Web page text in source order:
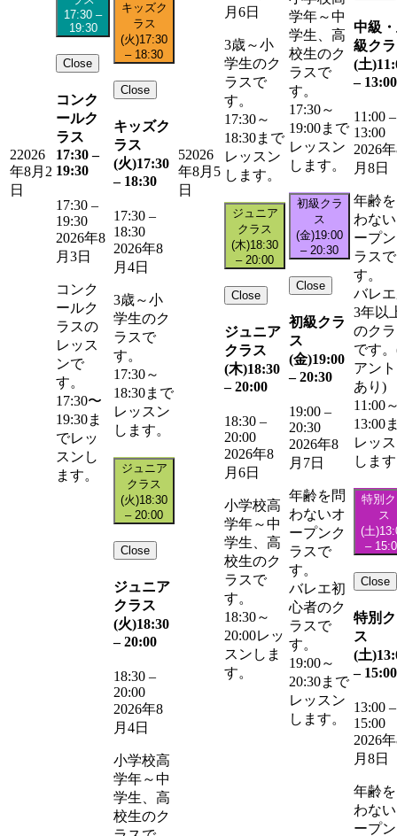
22026
年8月2
日
17:30 –
19:30
Close
コンク
ールク
ラス
17:30 –
19:30
17:30 –
19:30
2026年8
月3日
コンク
ールク
ラスの
レッス
ンで
す。
17:30〜
19:30ま
でレッ
スンし
ます。
キッズク
ラス
(火)17:30
– 18:30
Close
キッズク
ラス
(火)17:30
– 18:30
17:30 –
18:30
2026年8
月4日
3歳～小
学生のク
ラスで
す。
17:30～
18:30まで
レッスン
します。
ジュニア
クラス
(火)18:30
– 20:00
Close
ジュニア
クラス
(火)18:30
– 20:00
18:30 –
20:00
2026年8
月4日
小学校高
学年～中
学生、高
校生のク
52026
年8月5
日
月6日
3歳～小
学生のク
ラスで
す。
17:30～
18:30まで
レッスン
します。
ジュニア
クラス
(木)18:30
– 20:00
Close
ジュニア
クラス
(木)18:30
– 20:00
18:30 –
20:00
2026年8
月6日
小学校高
学年～中
学生、高
校生のク
ラスで
す。
18:30～
20:00レッ
スンしま
す。
学年～中
学生、高
校生のク
ラスで
す。
17:30～
19:00まで
レッスン
します。
初級クラ
ス
(金)19:00
– 20:30
Close
初級クラ
ス
(金)19:00
– 20:30
19:00 –
20:30
2026年8
月7日
年齢を問
わないオ
ープンク
ラスで
す。
バレエ初
心者のク
ラスで
す。
19:00～
20:30まで
レッスン
します。
中級
級ク
(土)
– 13:00
11:00 –
13:00
2026
月8日
年齢
わな
ープ
ラスで
す。
バレ
3年以
のク
です
アン
あり)
11:00
13:00
レッ
しま
特別
ス
(土)
–
Close
特別
ス
(土)
– 15:00
13:00 –
15:00
2026
月8日
年齢
わな
ープ